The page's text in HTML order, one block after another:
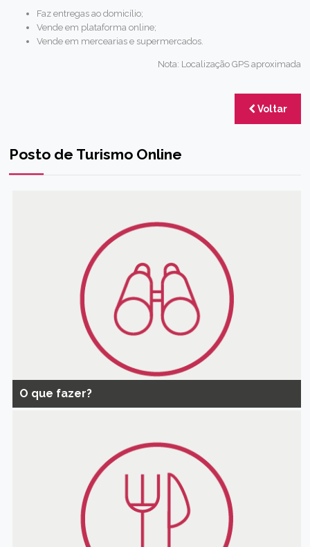
Faz entregas ao domicílio;
Vende em plataforma online;
Vende em mercearias e supermercados.
Nota: Localização GPS aproximada
Voltar
Posto de Turismo Online
O que fazer?